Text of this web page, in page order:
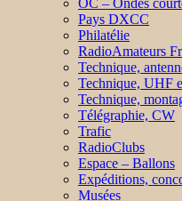
OC – Ondes
Pays DXCC
Philatélie
RadioAmateurs
Technique,
Technique, UHF
Technique,
Télégraphie, CW
Trafic
RadioClubs
Espace – Ballons
Expéditions,
Musées